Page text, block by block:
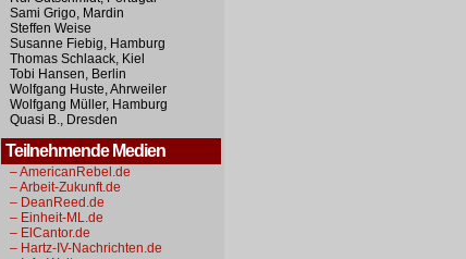
Sami Grigo, Mardin
Steffen Weise
Susanne Fiebig, Hamburg
Thomas Schlaack, Kiel
Tobi Hansen, Berlin
Wolfgang Huste, Ahrweiler
Wolfgang Müller, Hamburg
Quasi B., Dresden
Teilnehmende Medien
– AmericanRebel.de
– Arbeit-Zukunft.de
– DeanReed.de
– Einheit-ML.de
– ElCantor.de
– Hartz-IV-Nachrichten.de